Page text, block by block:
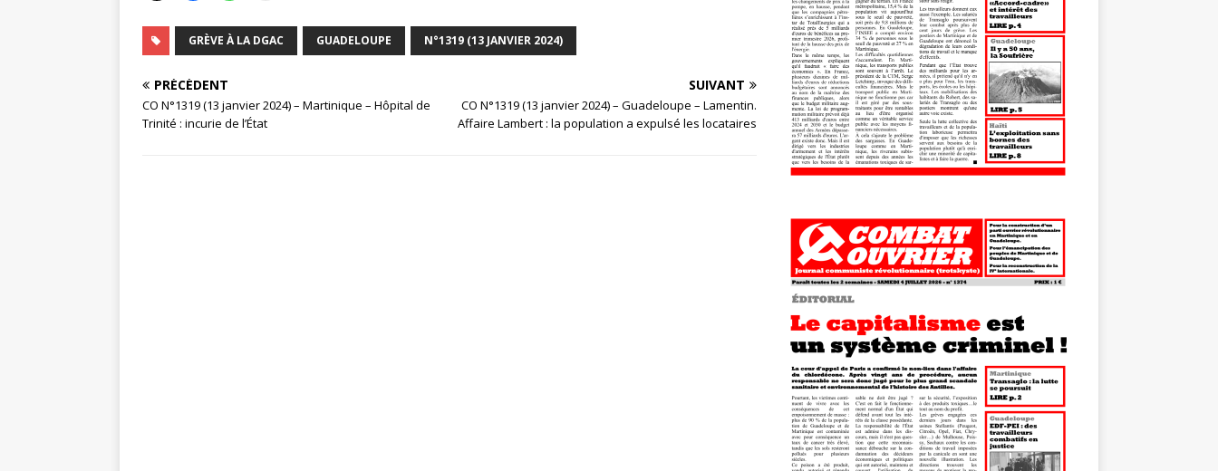
GRÈVE À LA DGAC GUADELOUPE N°1319 (13 JANVIER 2024)
PRÉCÉDENT
CO N°1319 (13 janvier 2024) – Martinique – Hôpital de
Trinité : incurie de l’État
SUIVANT
CO N°1319 (13 janvier 2024) – Guadeloupe – Lamentin.
Affaire Lambert : la population a expulsé les locataires